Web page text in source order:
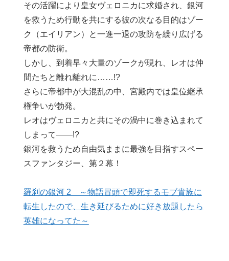
その活躍により皇女ヴェロニカに求婚され、銀河
を救うため行動を共にする彼の次なる目的はゾー
ク（エイリアン）と一進一退の攻防を繰り広げる
帝都の防衛。
しかし、到着早々大量のゾークが現れ、レオは仲
間たちと離れ離れに……!?
さらに帝都中が大混乱の中、宮殿内では皇位継承
権争いが勃発。
レオはヴェロニカと共にその渦中に巻き込まれて
しまって――!?
銀河を救うため自由気ままに最強を目指すスペー
スファンタジー、第２幕！
羅刹の銀河 2 ～物語冒頭で即死するモブ貴族に
転生したので、生き延びるために好き放題したら
英雄になってた～